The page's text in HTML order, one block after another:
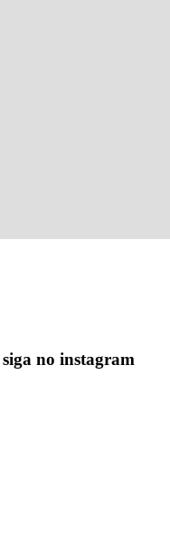
siga no instagram